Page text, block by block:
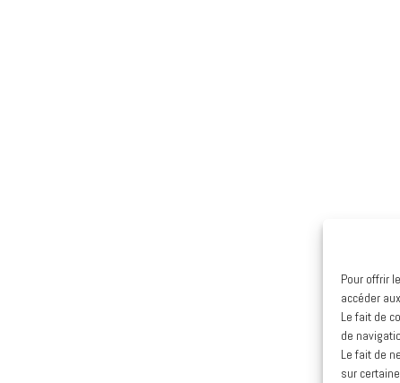
Pour offrir
accéder
Le fait de
de
Le fait de
sur